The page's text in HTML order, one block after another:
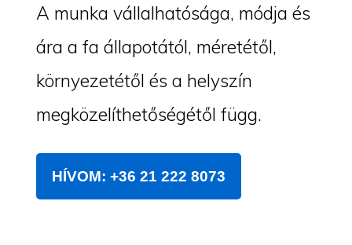
A munka vállalhatósága, módja és
ára a fa állapotától, méretétől,
környezetétől és a helyszín
megközelíthetőségétől függ.
HÍVOM: +36 21 222 8073